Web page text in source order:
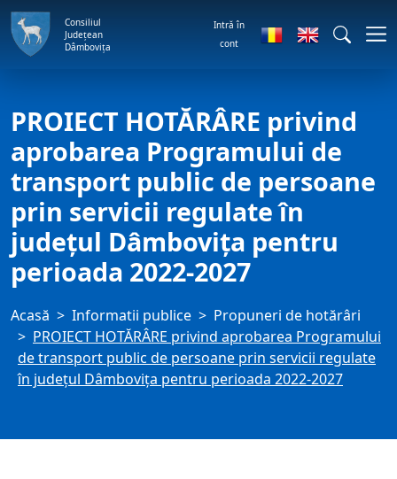
Consiliul
Județean
Dâmbovița
Intră în
cont
PROIECT HOTĂRÂRE privind
aprobarea Programului de
transport public de persoane
prin servicii regulate în
judeţul Dâmboviţa pentru
perioada 2022-2027
Acasă Informatii publice
Propuneri de hotărâri
PROIECT HOTĂRÂRE privind aprobarea Programului
de transport public de persoane prin servicii regulate
în judeţul Dâmboviţa pentru perioada 2022-2027